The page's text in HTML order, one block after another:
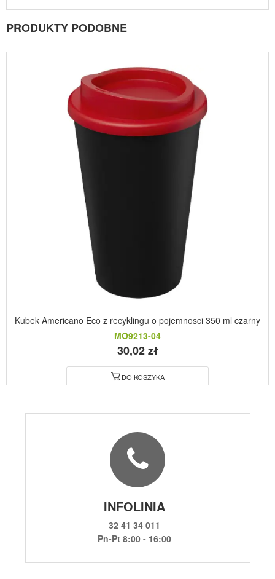
PRODUKTY PODOBNE
Kubek Americano Eco z recyklingu o pojemnosci 350 ml czarny
MO9213-04
30,02 zł
DO KOSZYKA
INFOLINIA
32 41 34 011
Pn-Pt 8:00 - 16:00